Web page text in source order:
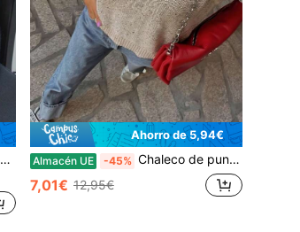
Ahorro de 5,94€
Almacén UE -45% Chaleco de punto con lentejuelas estilo Y2K para mujer, elegante chaleco de suéter sin mangas con cuello redondo en color beige, top corto brillante con lentejuelas para fiesta de verano, club y uso casual
7,01€ 12,95€